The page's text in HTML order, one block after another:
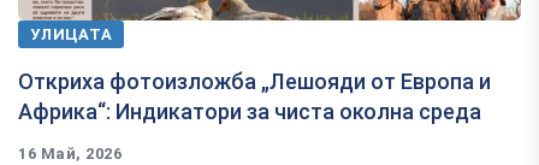
УЛИЦАТА
Откриха фотоизложба „Лешояди от Европа и
Африка“: Индикатори за чиста околна среда
16 Май, 2026